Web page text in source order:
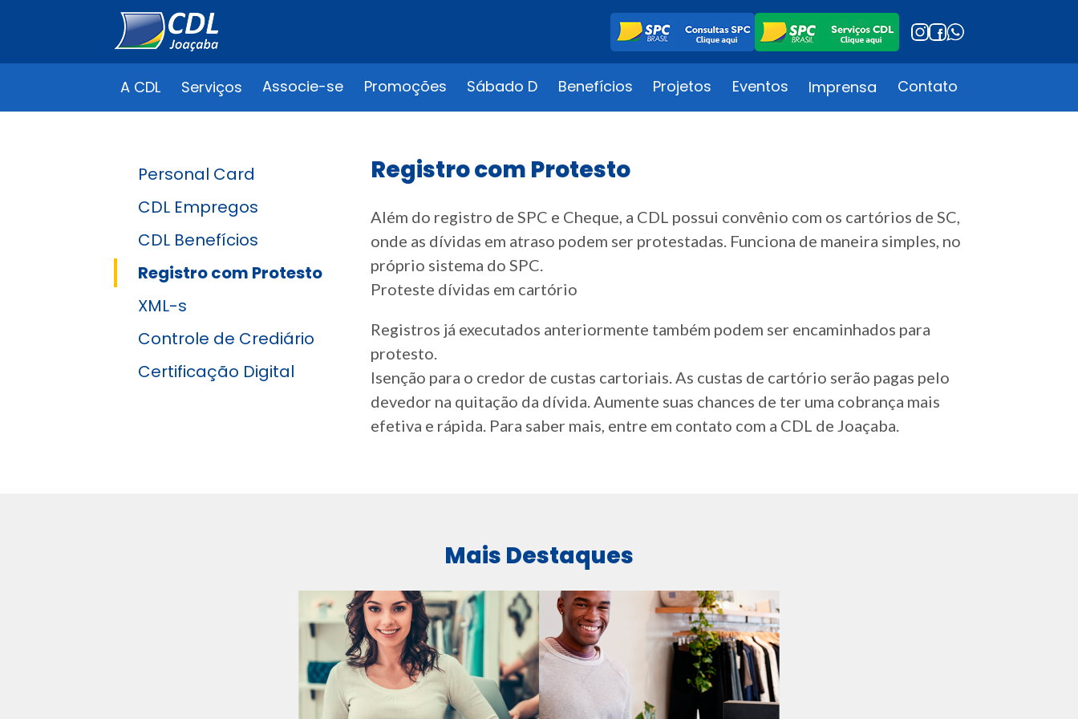
A CDL Serviços Associe-se Promoções Sábado D Benefícios Projetos Eventos Imprensa Contato
Personal Card
CDL Empregos
CDL Benefícios
Registro com Protesto
XML-s
Controle de Crediário
Certificação Digital
Registro com Protesto
Além do registro de SPC e Cheque, a CDL possui convênio com os cartórios de SC,
onde as dívidas em atraso podem ser protestadas. Funciona de maneira simples, no
próprio sistema do SPC.
Proteste dívidas em cartório
Registros já executados anteriormente também podem ser encaminhados para
protesto.
Isenção para o credor de custas cartoriais. As custas de cartório serão pagas pelo
devedor na quitação da dívida. Aumente suas chances de ter uma cobrança mais
efetiva e rápida. Para saber mais, entre em contato com a CDL de Joaçaba.
Mais Destaques